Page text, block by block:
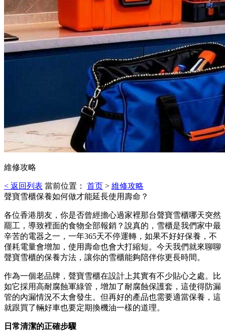
維修攻略
< 返回列表 當前位置： 首页 > 維修攻略
聲寶雪櫃保養如何做才能延長使用壽命？
各位香港朋友，你是否曾經擔心過家裡那台聲寶雪櫃哪天突然
罷工，導致裡面的食物全部報銷？說真的，雪櫃是我們家中最
辛苦的電器之一，一年365天不停運轉，如果不好好保養，不
僅耗電量會增加，使用壽命也會大打縮短。今天我們就來聊聊
聲寶雪櫃的保養方法，讓你的雪櫃能夠陪伴你更長時間。
作為一個老品牌，聲寶雪櫃在設計上其實有不少貼心之處。比
如它採用高耐腐蝕軍綠管，增加了耐腐蝕保護套，這使得防漏
管的內漏情況不太會發生。但再好的產品也需要適當保養，這
就跟買了輛好車也要定期換機油一樣的道理。
日常清潔的正確步驟